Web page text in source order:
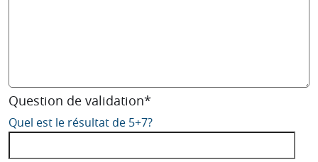
Question de validation*
Quel est le résultat de 5+7?